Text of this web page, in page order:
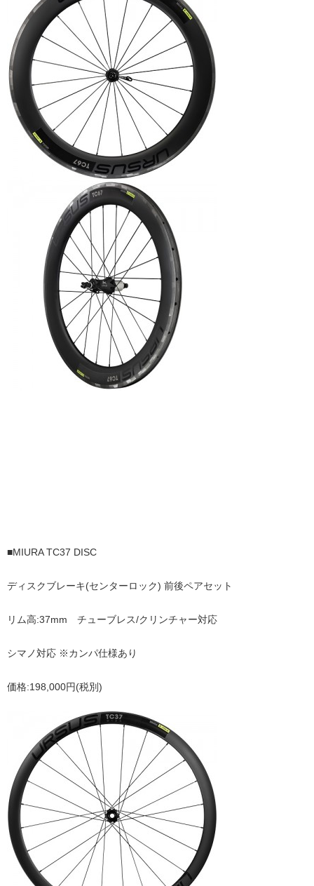
■MIURA TC37 DISC
ディスクブレーキ(センターロック) 前後ペアセット
リム高:37mm チューブレス/クリンチャー対応
シマノ対応 ※カンパ仕様あり
価格:198,000円(税別)